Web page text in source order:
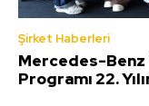
Şirket Haberleri
Mercedes-Benz
Programı 22.